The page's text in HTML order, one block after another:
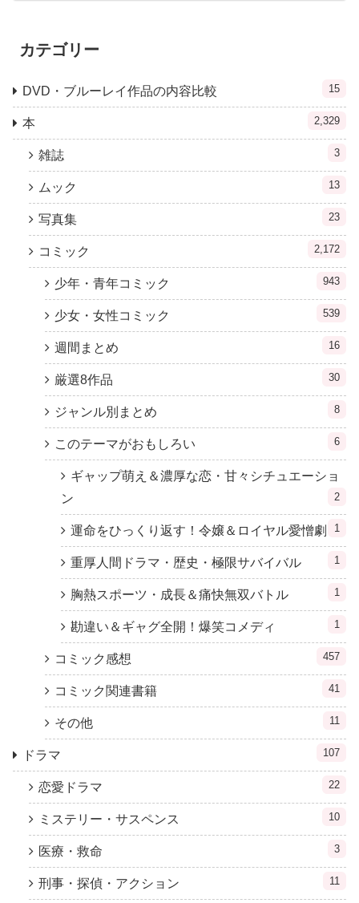
カテゴリー
DVD・ブルーレイ作品の内容比較 15
本 2,329
雑誌 3
ムック 13
写真集 23
コミック 2,172
少年・青年コミック 943
少女・女性コミック 539
週間まとめ 16
厳選8作品 30
ジャンル別まとめ 8
このテーマがおもしろい 6
ギャップ萌え＆濃厚な恋・甘々シチュエーショ
ン
2
運命をひっくり返す！令嬢＆ロイヤル愛憎劇 1
重厚人間ドラマ・歴史・極限サバイバル 1
胸熱スポーツ・成長＆痛快無双バトル 1
勘違い＆ギャグ全開！爆笑コメディ 1
コミック感想 457
コミック関連書籍 41
その他 11
ドラマ 107
恋愛ドラマ 22
ミステリー・サスペンス 10
医療・救命 3
刑事・探偵・アクション 11